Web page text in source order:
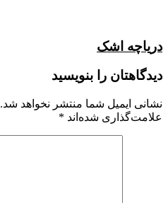
دریاچه اشک
دیدگاهتان را بنویسید
نشانی ایمیل شما منتشر نخواهد شد.
علامت‌گذاری شده‌اند *